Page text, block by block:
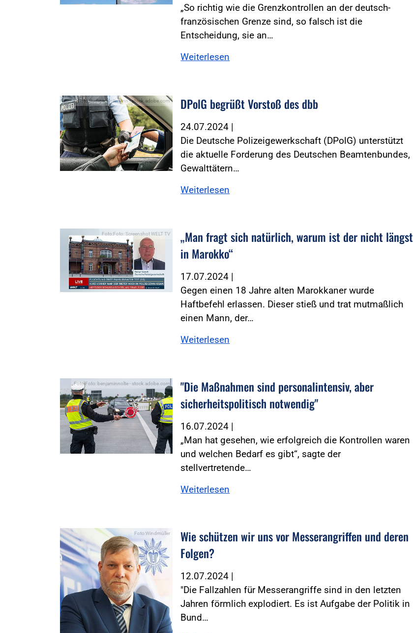
„So richtig wie die Grenzkontrollen an der deutsch-
französischen Grenze sind, so falsch ist die
Entscheidung, sie an…
Weiterlesen
Foto:Rüdiger Kottmann - stock.adobe.com DPolG begrüßt Vorstoß des dbb
24.07.2024 |
Die Deutsche Polizeigewerkschaft (DPolG) unterstützt
die aktuelle Forderung des Deutschen Beamtenbundes,
Gewalttätern…
Weiterlesen
Foto:Foto: Screenshot WELT TV
„Man fragt sich natürlich, warum ist der nicht längst
in Marokko“
17.07.2024 |
Gegen einen 18 Jahre alten Marokkaner wurde
Haftbefehl erlassen. Dieser stieß und trat mutmaßlich
einen Mann, der…
Weiterlesen
Foto:Foto: benjaminnolte - stock.adobe.com
"Die Maßnahmen sind personalintensiv, aber
sicherheitspolitisch notwendig"
16.07.2024 |
„Man hat gesehen, wie erfolgreich die Kontrollen waren
und welchen Bedarf es gibt“, sagte der
stellvertretende…
Weiterlesen
Foto:Windmüller
Wie schützen wir uns vor Messerangriffen und deren
Folgen?
12.07.2024 |
"Die Fallzahlen für Messerangriffe sind in den letzten
Jahren förmlich explodiert. Es ist Aufgabe der Politik in
Bund…